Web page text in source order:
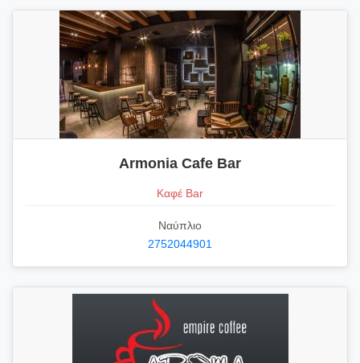
Armonia Cafe Bar
Καφέ Bar
Ναύπλιο
2752044901